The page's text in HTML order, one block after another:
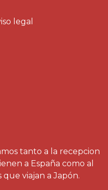
legal
tanto a la recepcion
a España como al
viajan a Japón.